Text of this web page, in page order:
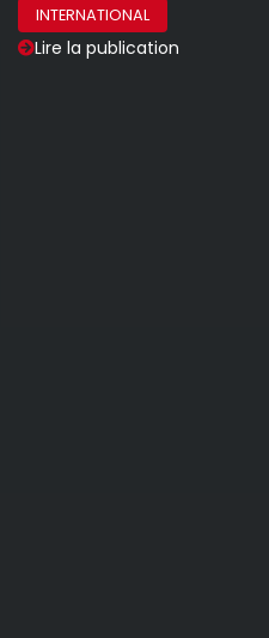
INTERNATIONAL
Lire la publication